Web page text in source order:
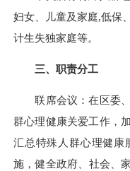
妇女、儿童及家庭,低保
计生失独家庭等。
三、职责分工
联席会议：在区委、
群心理健康关爱工作，
汇总特殊人群心理健康
施，健全政府、社会、